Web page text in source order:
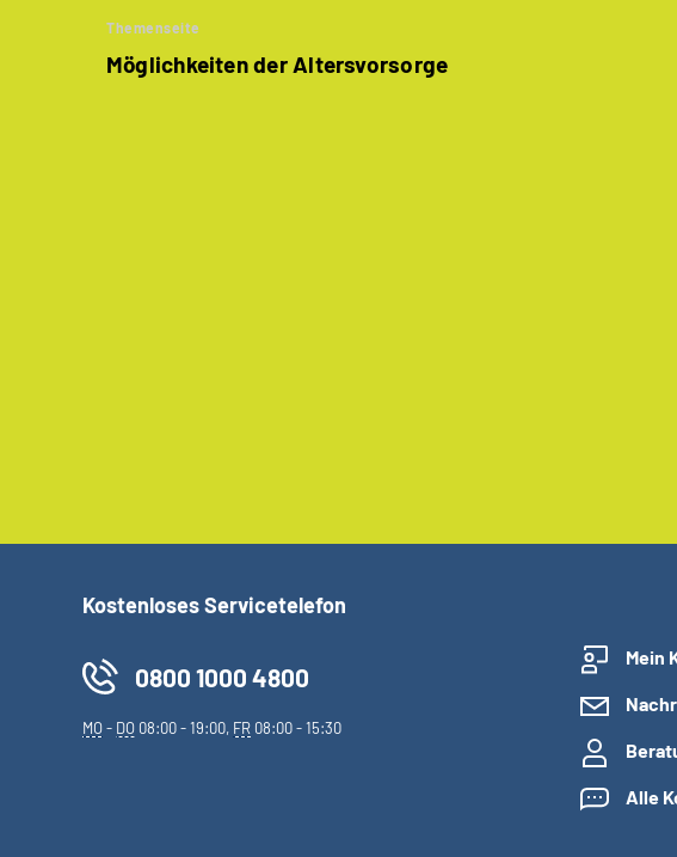
Themenseite
Möglichkeiten der Altersvorsorge
Kostenloses Servicetelefon
0800 1000 4800
MO- DO 08:00 - 19:00, FR 08:00 - 15:30
Mein
Alle